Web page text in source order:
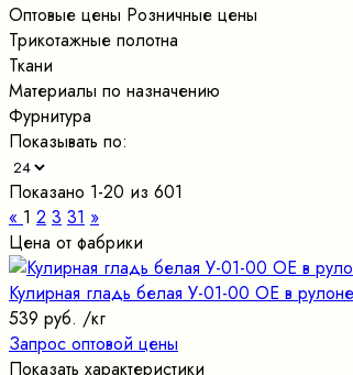
Оптовые цены Розничные цены
Трикотажные полотна
Ткани
Материалы по назначению
Фурнитура
Показывать по:
Показано 1-20 из 601
« 1 2 3 31 »
Цена от фабрики
Кулирная гладь белая У-01-00 ОЕ в рулоне
539 руб. /кг
Запрос оптовой цены
Показать характеристики